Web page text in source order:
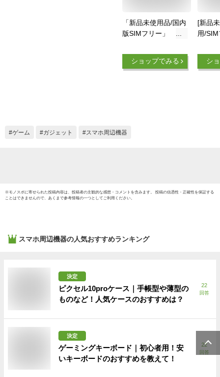
「新品未使用品/国内
版SIMフリー」
F-51B ホワイト ドコ
モ版 白ロム スマホ
ショップでみる
[新品
用/
wish3
4GB/
シ
ゲーム ガジェット スマホ周辺機器
※モノスポに寄せられた投稿内容は、投稿者の主観的な感想・コメントを含みます。 投稿の信憑性・正確性を保証する
ことはできませんので、あくまで参考情報の一つとしてご利用ください。
スマホ周辺機器の人気おすすめランキング
決定
ピクセル10proケース｜手帳型や薄型の
ものなど！人気ケースのおすすめは？
22
回答
決定
ゲーミングキーボード｜初心者用！安
いキーボードのおすすめを教えて！
22
回答